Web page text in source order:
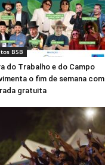
BSB
do Trabalho e do Campo
o fim de semana com
gratuita